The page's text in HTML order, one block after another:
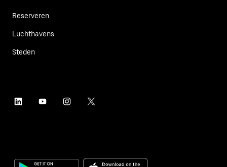
Reserveren
Luchthavens
Steden